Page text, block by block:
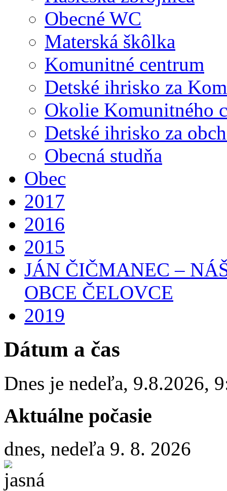
Obecné WC
Materská škôlka
Komunitné centrum
Detské ihrisko za
Okolie Komunitného
Detské ihrisko za
Obecná studňa
Obec
2017
2016
2015
JÁN ČIČMANEC –
OBCE ČELOVCE
2019
Dátum a čas
Dnes je nedeľa, 9.8.2026,
Aktuálne počasie
dnes, nedeľa 9. 8. 2026